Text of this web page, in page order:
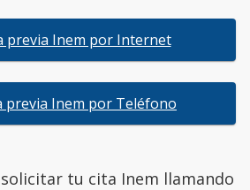
previa Inem por Internet
previa Inem por Teléfono
tu cita Inem llamando